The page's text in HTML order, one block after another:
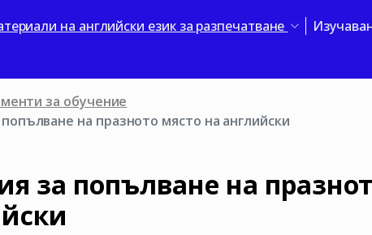
на английски език за разпечатване
за обучение
на празното място на английски
за попълване на